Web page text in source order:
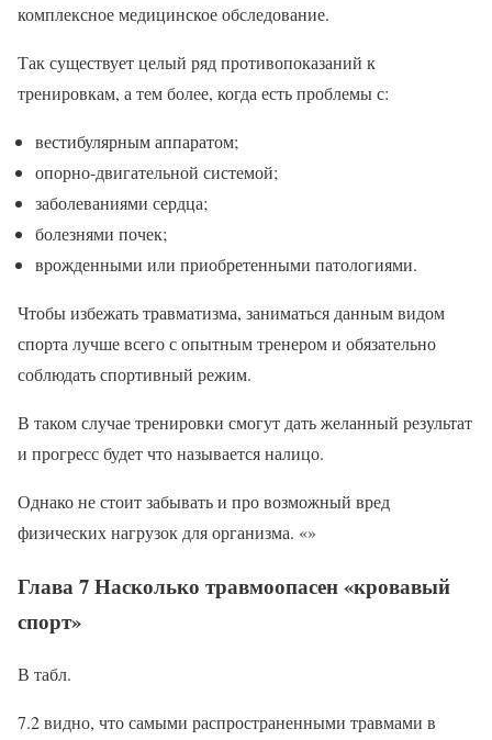
комплексное медицинское обследование.
Так существует целый ряд противопоказаний к
тренировкам, а тем более, когда есть проблемы с:
вестибулярным аппаратом;
опорно-двигательной системой;
заболеваниями сердца;
болезнями почек;
врожденными или приобретенными патологиями.
Чтобы избежать травматизма, заниматься данным видом
спорта лучше всего с опытным тренером и обязательно
соблюдать спортивный режим.
В таком случае тренировки смогут дать желанный результат
и прогресс будет что называется налицо.
Однако не стоит забывать и про возможный вред
физических нагрузок для организма. «»
Глава 7 Насколько травмоопасен «кровавый
спорт»
В табл.
7.2 видно, что самыми распространенными травмами в